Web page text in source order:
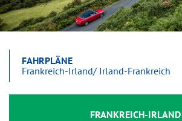
FAHRPLÄNE
Frankreich-Irland/ Irland-Frankreich
FRANKREICH-IRLAND